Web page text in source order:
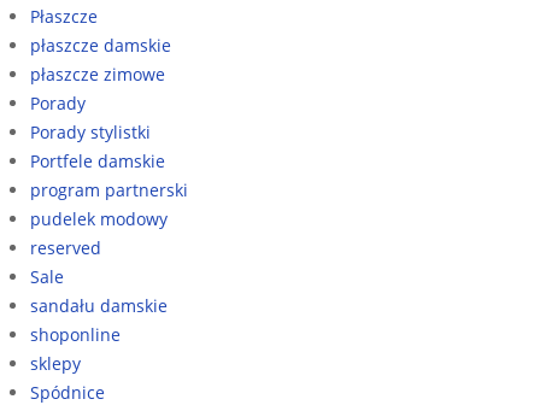
Płaszcze
płaszcze damskie
płaszcze zimowe
Porady
Porady stylistki
Portfele damskie
program partnerski
pudelek modowy
reserved
Sale
sandału damskie
shoponline
sklepy
Spódnice